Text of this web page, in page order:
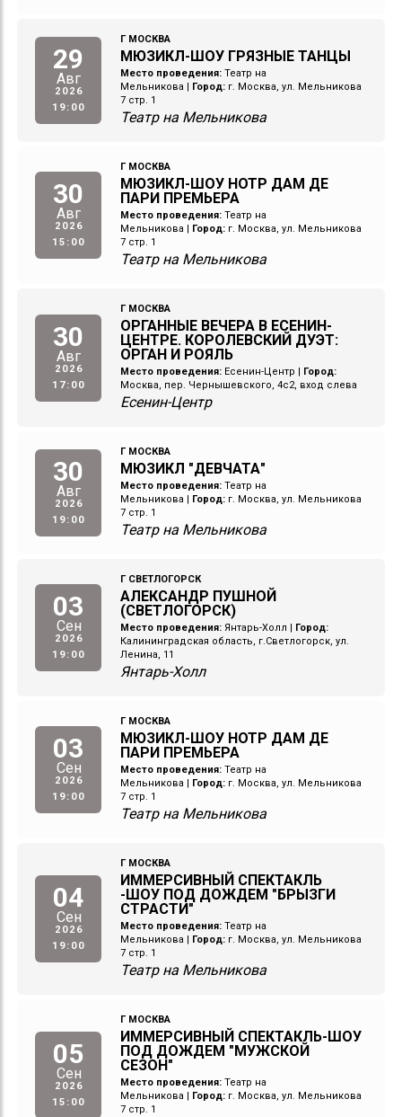
29
Авг
2026
19:00
Г МОСКВА
МЮЗИКЛ-ШОУ ГРЯЗНЫЕ ТАНЦЫ
Место проведения: Театр на
Мельникова
Город: г. Москва, ул. Мельникова
7 стр. 1
Театр на Мельникова
30
Авг
2026
15:00
Г МОСКВА
МЮЗИКЛ-ШОУ НОТР ДАМ ДЕ
ПАРИ ПРЕМЬЕРА
Место проведения: Театр на
Мельникова
Город: г. Москва, ул. Мельникова
7 стр. 1
Театр на Мельникова
30
Авг
2026
17:00
Г МОСКВА
ОРГАННЫЕ ВЕЧЕРА В ЕСЕНИН-
ЦЕНТРЕ. КОРОЛЕВСКИЙ ДУЭТ:
ОРГАН И РОЯЛЬ
Место проведения: Есенин-Центр
Город:
Москва, пер. Чернышевского, 4с2, вход слева
Есенин-Центр
30
Авг
2026
19:00
Г МОСКВА
МЮЗИКЛ "ДЕВЧАТА"
Место проведения: Театр на
Мельникова
Город: г. Москва, ул. Мельникова
7 стр. 1
Театр на Мельникова
03
Сен
2026
19:00
Г СВЕТЛОГОРСК
АЛЕКСАНДР ПУШНОЙ
(СВЕТЛОГОРСК)
Место проведения: Янтарь-Холл
Город:
Калининградская область, г.Светлогорск, ул.
Ленина, 11
Янтарь-Холл
03
Сен
2026
19:00
Г МОСКВА
МЮЗИКЛ-ШОУ НОТР ДАМ ДЕ
ПАРИ ПРЕМЬЕРА
Место проведения: Театр на
Мельникова
Город: г. Москва, ул. Мельникова
7 стр. 1
Театр на Мельникова
04
Сен
2026
19:00
Г МОСКВА
ИММЕРСИВНЫЙ СПЕКТАКЛЬ
-ШОУ ПОД ДОЖДЕМ "БРЫЗГИ
СТРАСТИ"
Место проведения: Театр на
Мельникова
Город: г. Москва, ул. Мельникова
7 стр. 1
Театр на Мельникова
05
Сен
2026
15:00
Г МОСКВА
ИММЕРСИВНЫЙ СПЕКТАКЛЬ-ШОУ
ПОД ДОЖДЕМ "МУЖСКОЙ
СЕЗОН"
Место проведения: Театр на
Мельникова
Город: г. Москва, ул. Мельникова
7 стр. 1